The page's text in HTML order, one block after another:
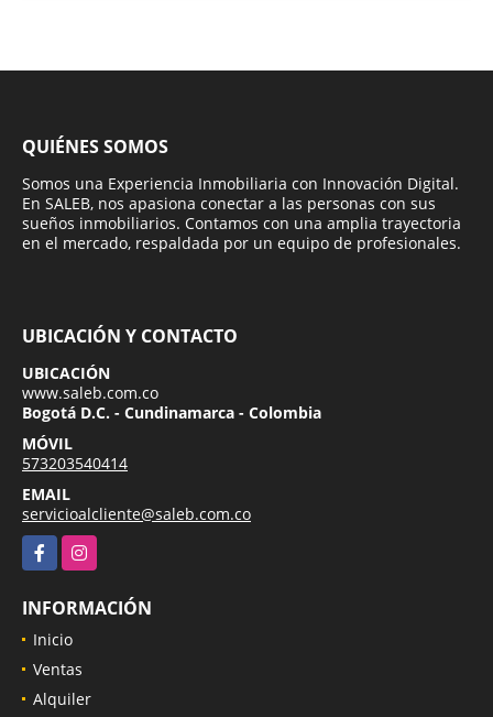
QUIÉNES SOMOS
Somos una Experiencia Inmobiliaria con Innovación Digital.
En SALEB, nos apasiona conectar a las personas con sus
sueños inmobiliarios. Contamos con una amplia trayectoria
en el mercado, respaldada por un equipo de profesionales.
UBICACIÓN Y CONTACTO
UBICACIÓN
www.saleb.com.co
Bogotá D.C. - Cundinamarca - Colombia
MÓVIL
573203540414
EMAIL
servicioalcliente@saleb.com.co
FacebookInstagram
INFORMACIÓN
Inicio
Ventas
Alquiler